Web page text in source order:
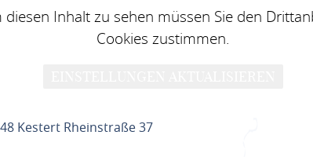
diesen Inhalt zu sehen müssen Sie den
Cookies zustimmen.